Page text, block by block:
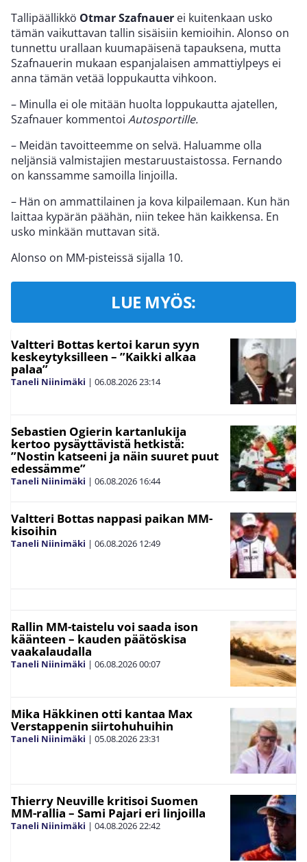
Tallipäällikkö Otmar Szafnauer ei kuitenkaan usko
tämän vaikuttavan tallin sisäisiin kemioihin. Alonso on
tunnettu urallaan kuumapäisenä tapauksena, mutta
Szafnauerin mukaan espanjalaisen ammattiylpeys ei
anna tämän vetää loppukautta vihkoon.
– Minulla ei ole mitään huolta loppukautta ajatellen,
Szafnauer kommentoi Autosportille.
– Meidän tavoitteemme on selvä. Haluamme olla
neljänsiä valmistajien mestaruustaistossa. Fernando
on kanssamme samoilla linjoilla.
– Hän on ammattilainen ja kova kilpailemaan. Kun hän
laittaa kypärän päähän, niin tekee hän kaikkensa. En
usko minkään muttavan sitä.
Alonso on MM-pisteissä sijalla 10.
LUE MYÖS:
Valtteri Bottas kertoi karun syyn
keskeytyksilleen – ”Kaikki alkaa
palaa”
Taneli Niinimäki | 06.08.202623:14
Sebastien Ogierin kartanlukija
kertoo pysäyttävistä hetkistä:
”Nostin katseeni ja näin suuret puut
edessämme”
Taneli Niinimäki | 06.08.2026 16:44
Valtteri Bottas nappasi paikan MM-
kisoihin
Taneli Niinimäki | 06.08.2026 12:49
Rallin MM-taistelu voi saada ison
käänteen – kauden päätöskisa
vaakalaudalla
Taneli Niinimäki | 06.08.202600:07
Mika Häkkinen otti kantaa Max
Verstappenin siirtohuhuihin
Taneli Niinimäki | 05.08.202623:31
Thierry Neuville kritisoi Suomen
MM-rallia – Sami Pajari eri linjoilla
Taneli Niinimäki | 04.08.202622:42